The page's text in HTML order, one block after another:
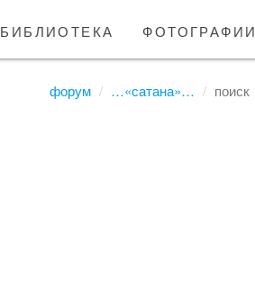
библиотека фотографии
форум …«сатана»… поиск